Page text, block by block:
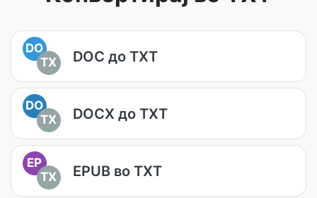
DO
TX
DOC до TXT
DO
TX
DOCX до TXT
EP
TX
EPUB во TXT